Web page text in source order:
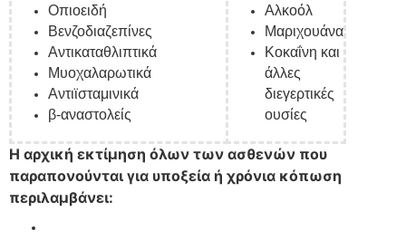
Οπιοειδή
Βενζοδιαζεπίνες
Αντικαταθλιπτικά
Μυοχαλαρωτικά
Αντιϊσταμινικά
β-αναστολείς
Αλκοόλ
Μαριχουάνα
Κοκαΐνη και
άλλες
διεγερτικές
ουσίες
Η αρχική εκτίμηση όλων των ασθενών που
παραπονούνται για υποξεία ή χρόνια κόπωση
περιλαμβάνει: